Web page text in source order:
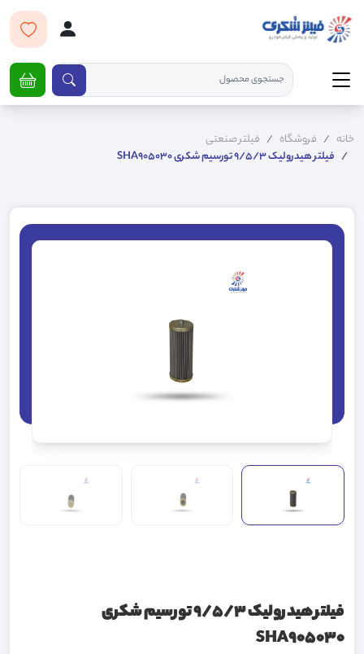
خانه فروشگاه
فیلتر صنعتی
فیلتر هیدرولیک 9/5/3 تورسیم شکری SHA905030
فیلتر هیدرولیک 9/5/3 تورسیم شکری
SHA905030